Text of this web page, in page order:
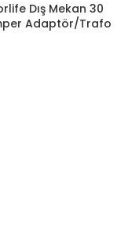
Dış Mekan 30
Adaptör/Trafo